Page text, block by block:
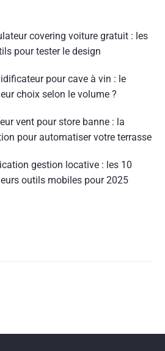
covering voiture gratuit : les
pour tester le design
pour cave à vin : le
choix selon le volume ?
vent pour store banne : la
pour automatiser votre terrasse
gestion locative : les 10
outils mobiles pour 2025